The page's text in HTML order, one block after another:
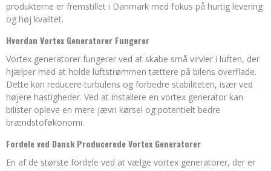
produkterne er fremstillet i Danmark med fokus på hurtig levering
og høj kvalitet.
Hvordan Vortex Generatorer Fungerer
Vortex generatorer fungerer ved at skabe små virvler i luften, der
hjælper med at holde luftstrømmen tættere på bilens overflade.
Dette kan reducere turbulens og forbedre stabiliteten, især ved
højere hastigheder. Ved at installere en vortex generator kan
bilister opleve en mere jævn kørsel og potentielt bedre
brændstoføkonomi.
Fordele ved Dansk Producerede Vortex Generatorer
En af de største fordele ved at vælge vortex generatorer, der er